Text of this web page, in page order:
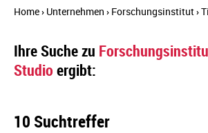
Home› Unternehmen › Forschungsinstitut›
Ihre Suche zu
Studio ergibt:
10 Suchtreffer